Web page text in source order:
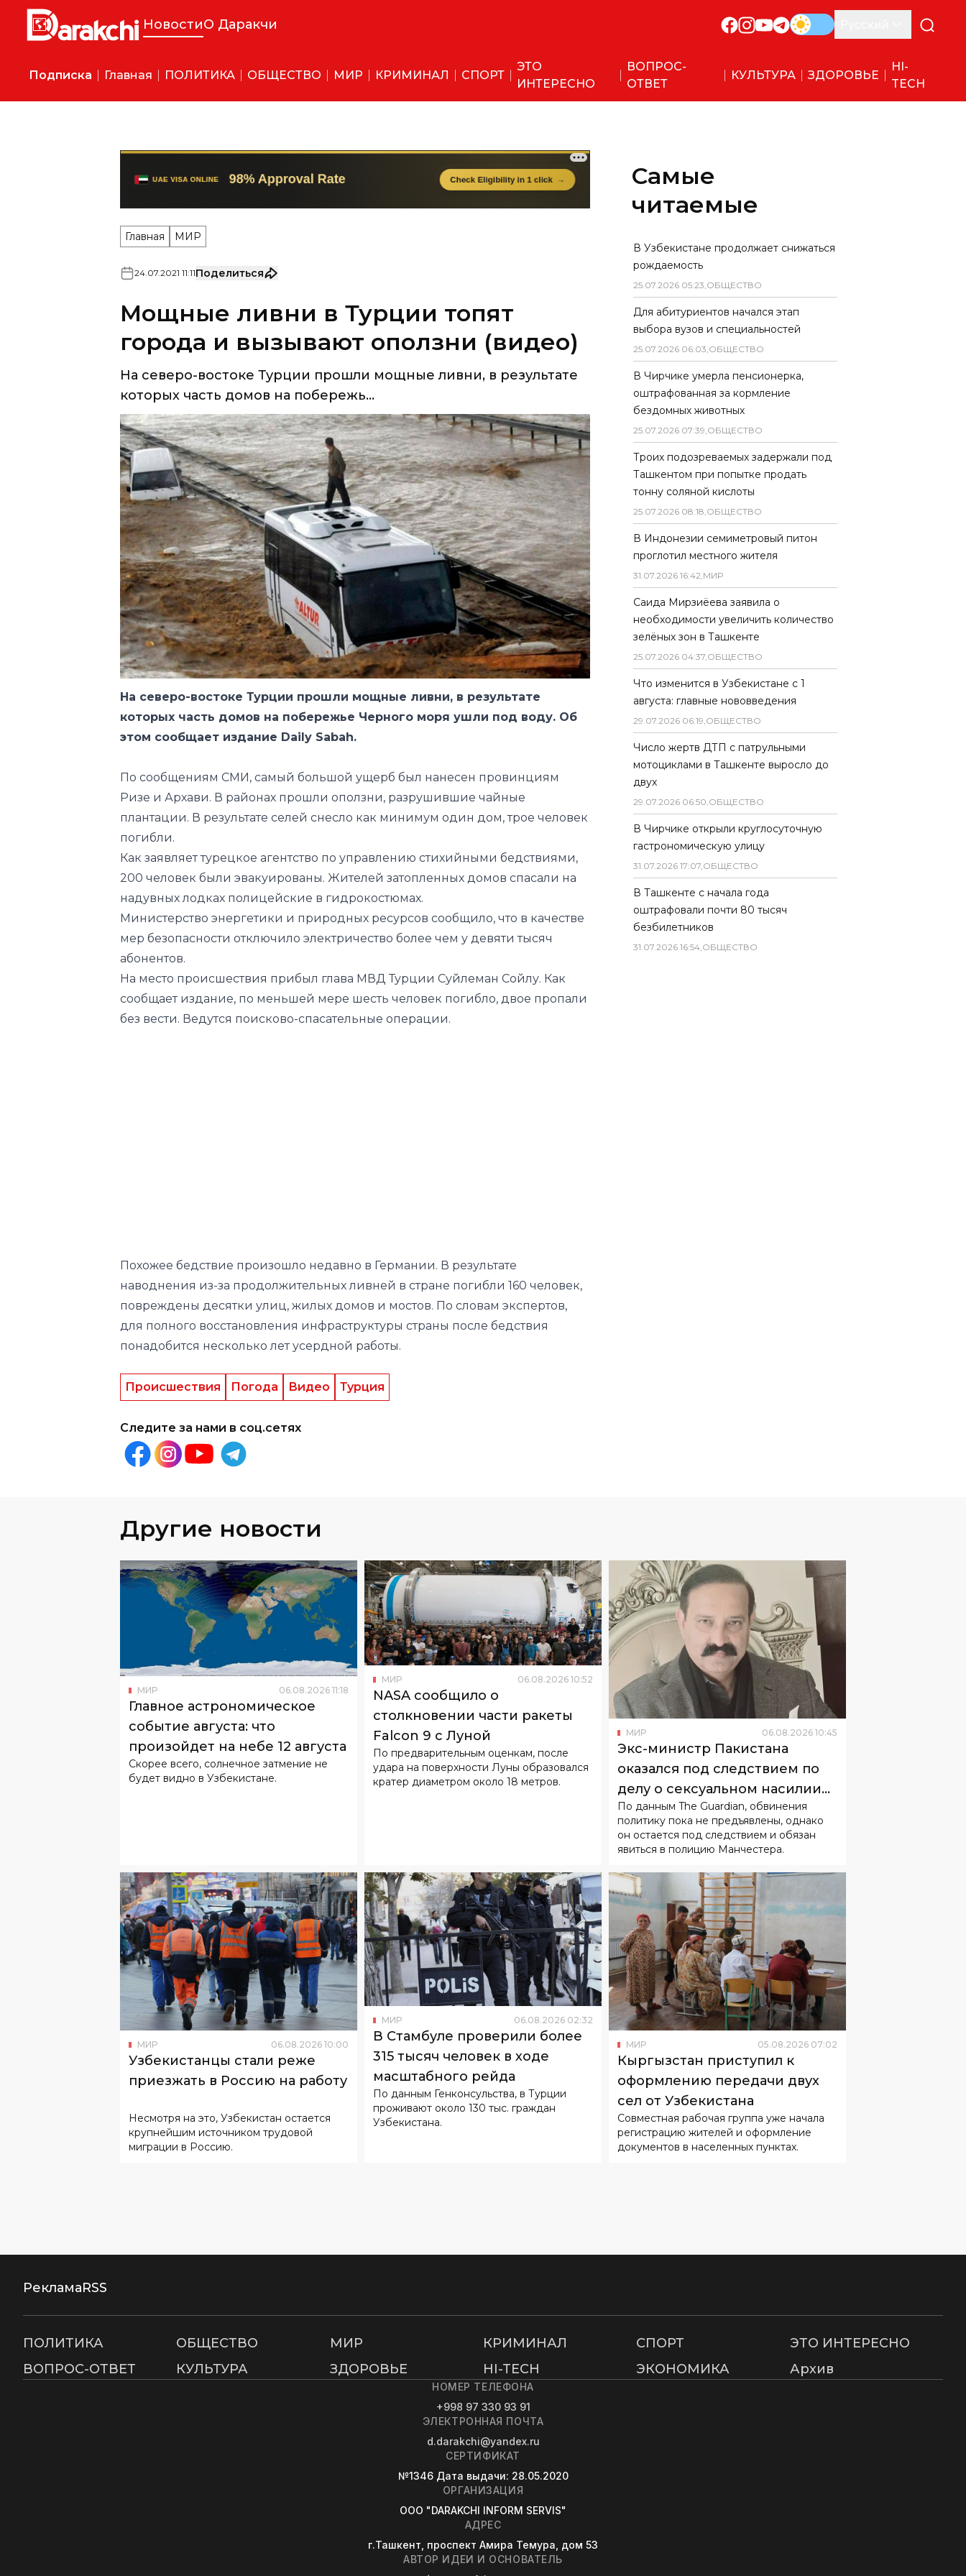
НовостиО Даракчи
Подписка Главная ПОЛИТИКА ОБЩЕСТВО МИР КРИМИНАЛ СПОРТ
ЭТО
ИНТЕРЕСНО
ВОПРОС-
ОТВЕТ
КУЛЬТУРА ЗДОРОВЬЕ
HI-
TECH
Главная МИР
24 07 2021 11:11Поделиться
Мощные ливни в Турции топят
города и вызывают оползни (видео)
На северо-востоке Турции прошли мощные ливни, в результате
которых часть домов на побережь...
На северо-востоке Турции прошли мощные ливни, в результате
которых часть домов на побережье Черного моря ушли под воду. Об
этом сообщает издание Daily Sabah.
По сообщениям СМИ, самый большой ущерб был нанесен провинциям
Ризе и Архави. В районах прошли оползни, разрушившие чайные
плантации. В результате селей снесло как минимум один дом, трое человек
погибли.
Как заявляет турецкое агентство по управлению стихийными бедствиями,
200 человек были эвакуированы. Жителей затопленных домов спасали на
надувных лодках полицейские в гидрокостюмах.
Министерство энергетики и природных ресурсов сообщило, что в качестве
мер безопасности отключило электричество более чем у девяти тысяч
абонентов.
На место происшествия прибыл глава МВД Турции Суйлеман Сойлу. Как
сообщает издание, по меньшей мере шесть человек погибло, двое пропали
без вести. Ведутся поисково-спасательные операции.
Похожее бедствие произошло недавно в Германии. В результате
наводнения из-за продолжительных ливней в стране погибли 160 человек,
повреждены десятки улиц, жилых домов и мостов. По словам экспертов,
для полного восстановления инфраструктуры страны после бедствия
понадобится несколько лет усердной работы.
Происшествия Погода Видео Турция
Следите за нами в соц.сетях
Самые
читаемые
В Узбекистане продолжает снижаться
рождаемость
25.07.2026 05:23,ОБЩЕСТВО
Для абитуриентов начался этап
выбора вузов и специальностей
25.07.2026 06:03,ОБЩЕСТВО
В Чирчике умерла пенсионерка,
оштрафованная за кормление
бездомных животных
25.07.2026 07:39,ОБЩЕСТВО
Троих подозреваемых задержали под
Ташкентом при попытке продать
тонну соляной кислоты
25.07.2026 08:18,ОБЩЕСТВО
В Индонезии семиметровый питон
проглотил местного жителя
31.07.2026 16:42,МИР
Саида Мирзиёева заявила о
необходимости увеличить количество
зелёных зон в Ташкенте
25.07.2026 04:37,ОБЩЕСТВО
Что изменится в Узбекистане с 1
августа: главные нововведения
29.07.2026 06:19,ОБЩЕСТВО
Число жертв ДТП с патрульными
мотоциклами в Ташкенте выросло до
двух
29.07.2026 06:50,ОБЩЕСТВО
В Чирчике открыли круглосуточную
гастрономическую улицу
31.07.2026 17:07,ОБЩЕСТВО
В Ташкенте с начала года
оштрафовали почти 80 тысяч
безбилетников
31.07.2026 16:54,ОБЩЕСТВО
Другие новости
МИР 06.08.2026 11:18
Главное астрономическое
событие августа: что
произойдет на небе 12 августа
Скорее всего, солнечное затмение не
будет видно в Узбекистане.
МИР 06.08.2026 10:52
NASA сообщило о
столкновении части ракеты
Falcon 9 с Луной
По предварительным оценкам, после
удара на поверхности Луны образовался
кратер диаметром около 18 метров.
МИР 06.08.2026 10:45
Экс-министр Пакистана
оказался под следствием по
делу о сексуальном насилии
над детьми
По данным The Guardian, обвинения
политику пока не предъявлены, однако
он остается под следствием и обязан
явиться в полицию Манчестера.
МИР 06.08.2026 10:00
Узбекистанцы стали реже
приезжать в Россию на работу
Несмотря на это, Узбекистан остается
крупнейшим источником трудовой
миграции в Россию.
МИР 06.08.2026 02:32
В Стамбуле проверили более
315 тысяч человек в ходе
масштабного рейда
По данным Генконсульства, в Турции
проживают около 130 тыс. граждан
Узбекистана.
МИР 05.08.2026 07:02
Кыргызстан приступил к
оформлению передачи двух
сел от Узбекистана
Совместная рабочая группа уже начала
регистрацию жителей и оформление
документов в населенных пунктах.
РекламаRSS
ПОЛИТИКА ОБЩЕСТВО МИР КРИМИНАЛ СПОРТ
ЭТО ИНТЕРЕСНО
ВОПРОС-ОТВЕТ
КУЛЬТУРА ЗДОРОВЬЕ HI-TECH ЭКОНОМИКА Архив
НОМЕР ТЕЛЕФОНА
+998 97 330 93 91
ЭЛЕКТРОННАЯ ПОЧТА
d.darakchi@yandex.ru
СЕРТИФИКАТ
№1346 Дата выдачи: 28.05.2020
ОРГАНИЗАЦИЯ
OOO "DARAKCHI INFORM SERVIS"
АДРЕС
г.Ташкент, проспект Амира Темура, дом 53
АВТОР ИДЕИ И ОСНОВАТЕЛЬ